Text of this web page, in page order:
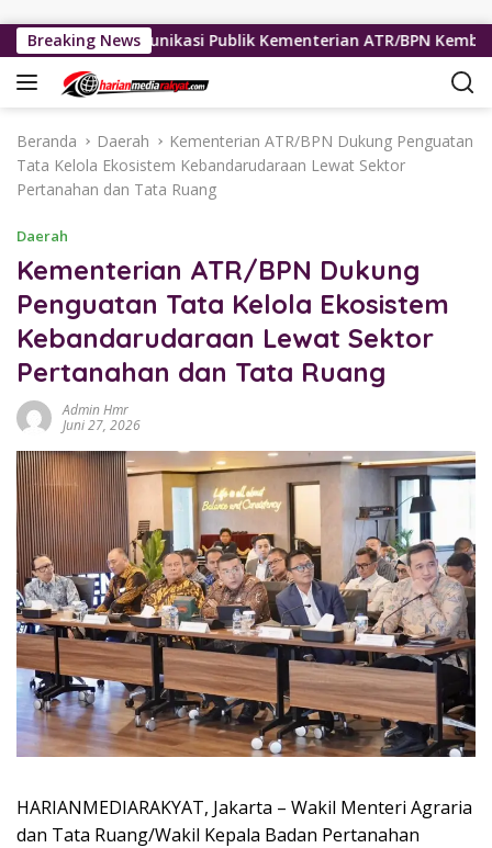
Breaking News
Komunikasi Publik Kementerian ATR/BPN Kembali Diakui
Beranda Daerah
Kementerian ATR/BPN Dukung Penguatan
Tata Kelola Ekosistem Kebandarudaraan Lewat Sektor
Pertanahan dan Tata Ruang
Daerah
Kementerian ATR/BPN Dukung
Penguatan Tata Kelola Ekosistem
Kebandarudaraan Lewat Sektor
Pertanahan dan Tata Ruang
Admin Hmr
Juni 27, 2026
HARIANMEDIARAKYAT, Jakarta – Wakil Menteri Agraria
dan Tata Ruang/Wakil Kepala Badan Pertanahan